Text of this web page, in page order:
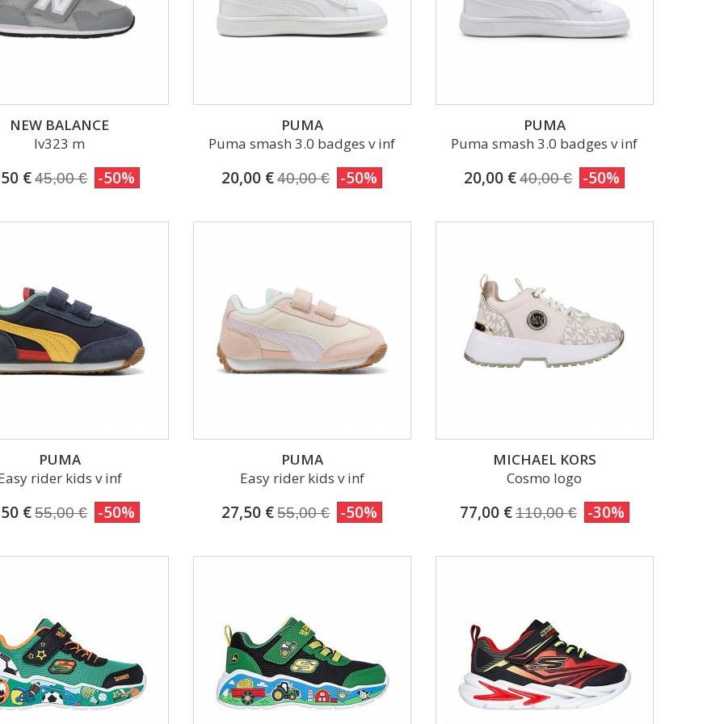
NEW BALANCE
Iv323 m
€ 45,00 € -50%
PUMA
Puma smash 3.0 badges v inf
20,00 € 40,00 € -50%
PUMA
Puma smash 3.0 badges v inf
20,00 € 40,00 € -50%
PUMA
rider kids v inf
€ 55,00 € -50%
PUMA
Easy rider kids v inf
27,50 € 55,00 € -50%
MICHAEL KORS
Cosmo logo
77,00 €110,00 € -30%